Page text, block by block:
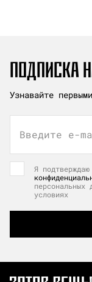
ПОДПИСКА
Узнавайте
Введите e-
Я
условиях